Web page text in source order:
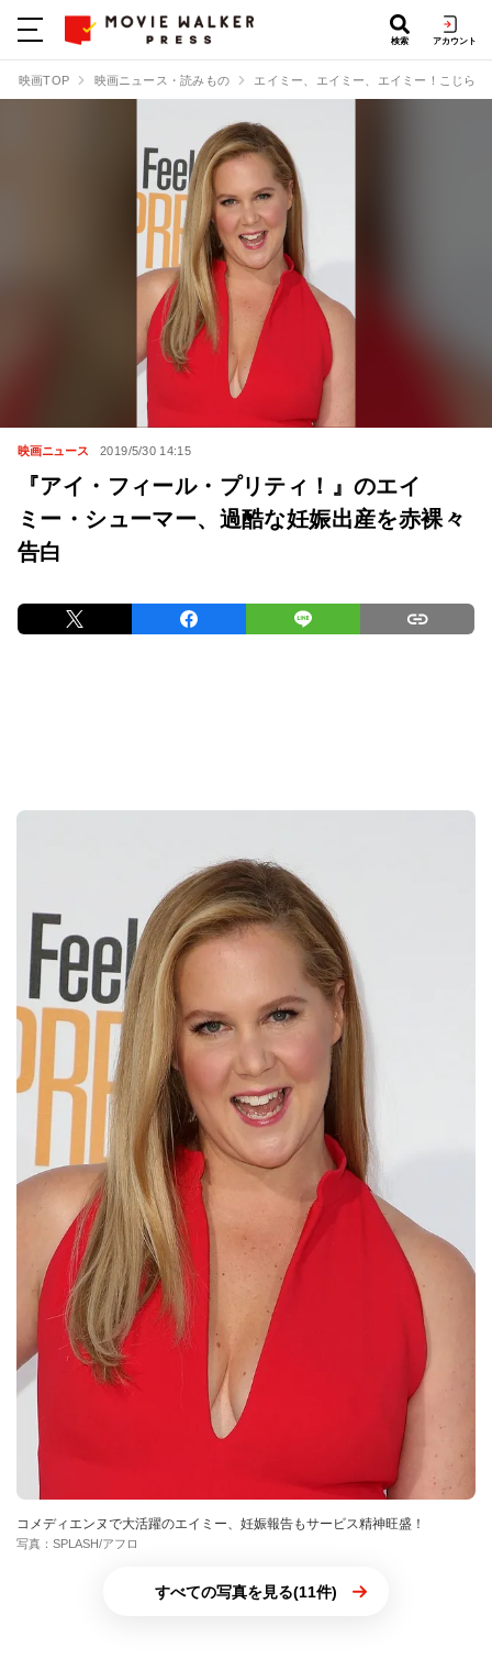
検索 アカウント
映画TOP 映画ニュース・読みもの エイミー、エイミー、エイミー！こじら
映画ニュース 2019/5/30 14:15
『アイ・フィール・プリティ！』のエイ
ミー・シューマー、過酷な妊娠出産を赤裸々
告白
コメディエンヌで大活躍のエイミー、妊娠報告もサービス精神旺盛！
写真：SPLASH/アフロ
すべての写真を見る(11件)